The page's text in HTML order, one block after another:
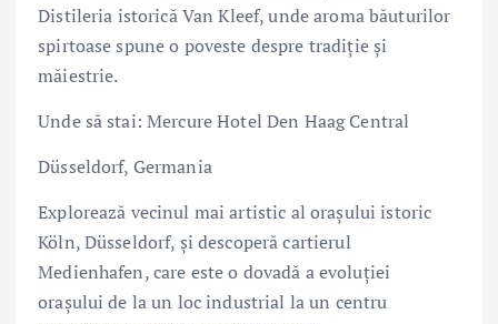
Distileria istorică Van Kleef, unde aroma băuturilor
spirtoase spune o poveste despre tradiție și
măiestrie.
Unde să stai: Mercure Hotel Den Haag Central
Düsseldorf, Germania
Explorează vecinul mai artistic al orașului istoric
Köln, Düsseldorf, și descoperă cartierul
Medienhafen, care este o dovadă a evoluției
orașului de la un loc industrial la un centru